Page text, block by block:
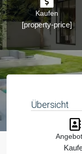
Kaufen
[property-price]
Übersicht